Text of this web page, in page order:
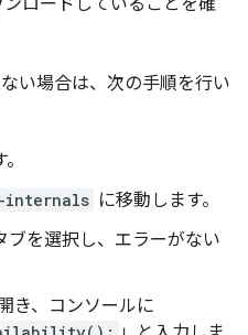
ンロードしていることを確
い場合は、次の手順を行い
internals に移動します。
ブを選択し、エラーがない
き、コンソールに